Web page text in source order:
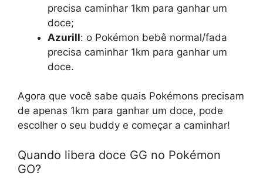
precisa caminhar 1km para ganhar um
doce;
Azurill: o Pokémon bebê normal/fada
precisa caminhar 1km para ganhar um
doce.
Agora que você sabe quais Pokémons precisam
de apenas 1km para ganhar um doce, pode
escolher o seu buddy e começar a caminhar!
Quando libera doce GG no Pokémon
GO?